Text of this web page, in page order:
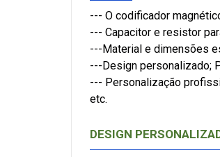
--- O codificador
--- Capacitor e resistor
---Material e dimensões
---Design personalizado;
--- Personalização
etc.
DESIGN